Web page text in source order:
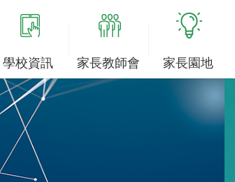
學校資訊 家長教師會 家長園地